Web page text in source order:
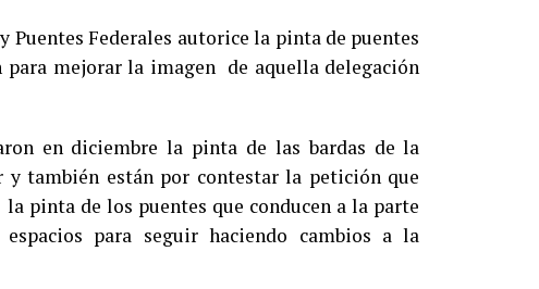
Puentes Federales autorice la pinta de puentes
mejorar la imagen de aquella delegación
en diciembre la pinta de las bardas de la
también están por contestar la petición que
pinta de los puentes que conducen a la parte
para seguir haciendo cambios a la